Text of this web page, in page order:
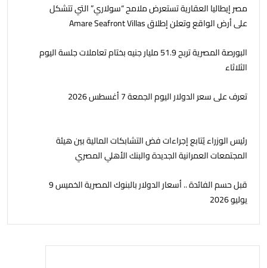
مصر إيطاليا العقارية تستعرض ملامح “سولاري” التي تتشكل
على أرض الواقع وتعلن إطلاق Amare Seafront Villas
البورصة المصرية تربح 51.9 مليار جنيه بختام تعاملات جلسة اليوم
الثلاثاء
تعرف على سعر الدولار اليوم الجمعة 7 أغسطس 2026
رئيس الوزراء يُتابع إجراءات فض التشابكات المالية بين هيئة
المجتمعات العمرانية الجديدة والبنك الأهلي المصري
قبل حسم الفائدة .. أسعار الدولار بالبنوك المصرية الخميس 9
يوليو 2026